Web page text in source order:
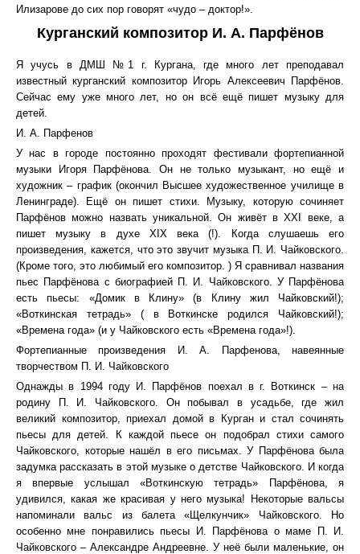
Илизарове до сих пор говорят «чудо – доктор!».
Курганский композитор И. А. Парфёнов
Я учусь в ДМШ №1 г. Кургана, где много лет преподавал
известный курганский композитор Игорь Алексеевич Парфёнов.
Сейчас ему уже много лет, но он всё ещё пишет музыку для
детей.
И. А. Парфенов
У нас в городе постоянно проходят фестивали фортепианной
музыки Игоря Парфёнова. Он не только музыкант, но ещё и
художник – график (окончил Высшее художественное училище в
Ленинграде). Ещё он пишет стихи. Музыку, которую сочиняет
Парфёнов можно назвать уникальной. Он живёт в XXI веке, а
пишет музыку в духе XIX века (!). Когда слушаешь его
произведения, кажется, что это звучит музыка П. И. Чайковского.
(Кроме того, это любимый его композитор. ) Я сравнивал названия
пьес Парфёнова с биографией П. И. Чайковского. У Парфёнова
есть пьесы: «Домик в Клину» (в Клину жил Чайковский!);
«Воткинская тетрадь» ( в Воткинске родился Чайковский!);
«Времена года» (и у Чайковского есть «Времена года»!).
Фортепианные произведения И. А. Парфенова, навеянные
творчеством П. И. Чайковского
Однажды в 1994 году И. Парфёнов поехал в г. Воткинск – на
родину П. И. Чайковского. Он побывал в усадьбе, где жил
великий композитор, приехал домой в Курган и стал сочинять
пьесы для детей. К каждой пьесе он подобрал стихи самого
Чайковского, которые нашёл в его письмах. У Парфёнова была
задумка рассказать в этой музыке о детстве Чайковского. И когда
я впервые услышал «Воткинскую тетрадь» Парфёнова, я
удивился, какая же красивая у него музыка! Некоторые вальсы
напоминали вальс из балета «Щелкунчик» Чайковского. Но
особенно мне понравились пьесы И. Парфёнова о маме П. И.
Чайковского – Александре Андреевне. У неё были маленькие, он